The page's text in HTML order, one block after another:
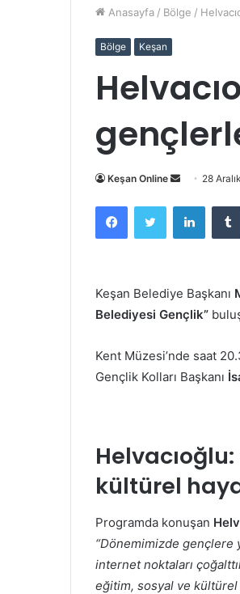
Anasayfa / Bölge /
Bölge Keşan
Keşan Online
Bir
posta
göndermek
28
FacebookTwitter
Keşan Belediye Başkanı
Belediyesi Gençlik”
Kent Müzesi’nde saat
Gençlik Kolları Başkanı
Helvacıoğlu:
kültürel
Programda konuşan
“Dönemimizde gençlere
internet noktaları
eğitim, sosyal ve